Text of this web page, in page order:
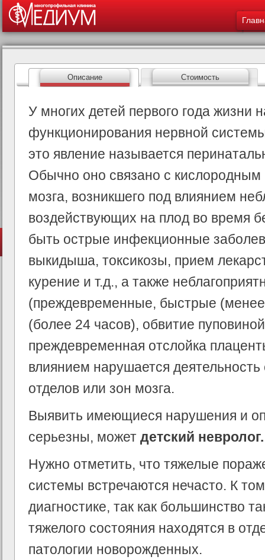
Описание Стоимость
У многих детей первого года жизни
функционирования нервной
это явление называется
Обычно оно связано с кислородным
мозга, возникшего под влиянием
воздействующих на плод во время
быть острые инфекционные
выкидыша, токсикозы, прием
курение и т.д., а также
(преждевременные, быстрые
(более 24 часов), обвитие
преждевременная отслойка
влиянием нарушается
отделов или зон мозга.
Выявить имеющиеся нарушения и
серьезны, может детский невролог.
Нужно отметить, что тяжелые
системы встречаются нечасто. К
диагностике, так как большинство
тяжелого состояния находятся в
патологии новорожденных.